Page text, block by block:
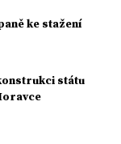
ke stažení
státu